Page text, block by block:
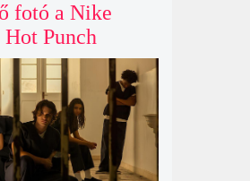
fotó a Nike
Punch
ütős